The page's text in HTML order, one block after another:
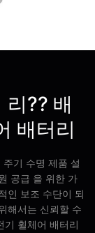
?? 배
배터리
기 수명 제품 설
공급 을 위한 가
인 보조 수단이 되
해서는 신뢰할 수
기 휠체어 배터리